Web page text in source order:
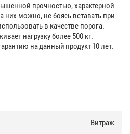
прочностью, характерной
них можно, не боясь вставать при
в качестве порога.
нагрузку более 500 кг.
на данный продукт 10 лет.
обрабатывающим центром,
ровную, гладкую поверхность. Это
Витраж